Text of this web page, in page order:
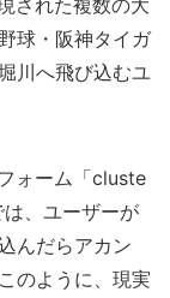
された複数の大
球・阪神タイガ
川へ飛び込むユ
ォーム「cluste
、ユーザーが
んだらアカン
のように、現実